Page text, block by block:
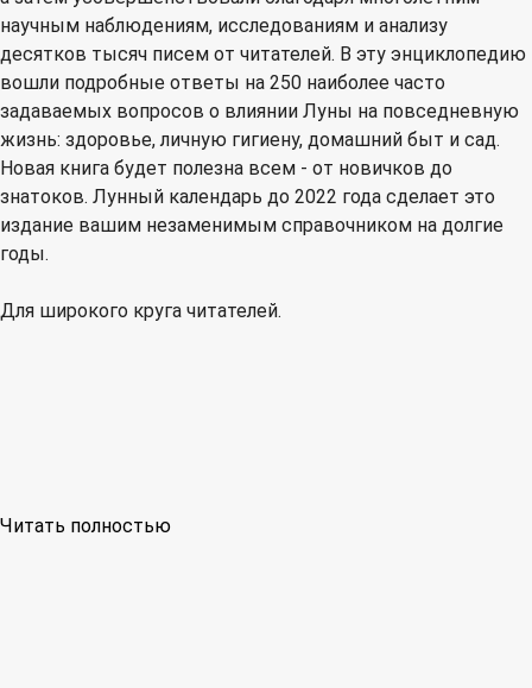
научным наблюдениям, исследованиям и анализу
десятков тысяч писем от читателей. В эту энциклопедию
вошли подробные ответы на 250 наиболее часто
задаваемых вопросов о влиянии Луны на повседневную
жизнь: здоровье, личную гигиену, домашний быт и сад.
Новая книга будет полезна всем - от новичков до
знатоков. Лунный календарь до 2022 года сделает это
издание вашим незаменимым справочником на долгие
годы.
Для широкого круга читателей.
Читать полностью